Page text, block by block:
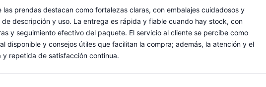
prendas destacan como fortalezas claras, con embalajes cuidadosos y
descripción y uso. La entrega es rápida y fiable cuando hay stock, con
y seguimiento efectivo del paquete. El servicio al cliente se percibe como
disponible y consejos útiles que facilitan la compra; además, la atención y el
repetida de satisfacción continua.